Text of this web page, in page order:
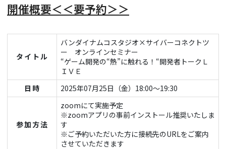
開催概要＜＜要予約＞＞
タイトル
バンダイナムコスタジオ×サイバーコネクトツ
ー オンラインセミナー
“ゲーム開発の“熱”に触れる！“開発者トークＬ
ＩＶＥ
日時
2025年07月25日（金）18:00～19:30
参加方法
zoomにて実施予定
※zoomアプリの事前インストール推奨いたしま
す
※ご予約いただいた方に接続先のURLをご案内
させていただきます